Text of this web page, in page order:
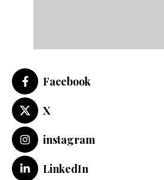
Facebook
X
instagram
LinkedIn